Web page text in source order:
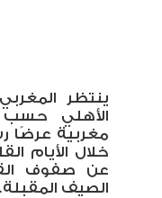
ينتظر
الأهلي حسب
مغربية عرضًا
خلال الأيام
عن صفوف
الصيف المقبلة.